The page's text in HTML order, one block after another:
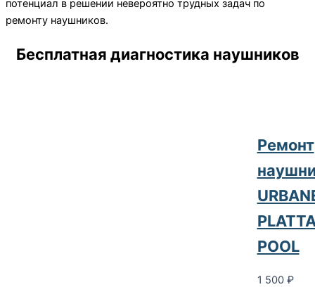
потенциал в решении невероятно трудных задач по
ремонту наушников.
Бесплатная диагностика наушников
Ремонт
POOL
1 500 ₽